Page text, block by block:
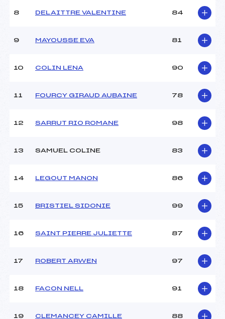
8 DELAITTRE VALENTINE 84
9 MAYOUSSE EVA 81
10 COLIN LENA 90
11 FOURCY GIRAUD AUBAINE 78
12 SARRUT RIO ROMANE 98
13 SAMUEL COLINE 83
14 LEGOUT MANON 86
15 BRISTIEL SIDONIE 99
16 SAINT PIERRE JULIETTE 87
17 ROBERT ARWEN 97
18 FACON NELL 91
19 CLEMANCEY CAMILLE 88